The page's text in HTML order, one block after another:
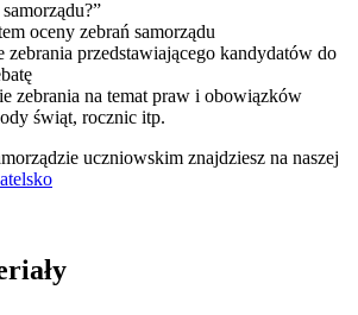
oceny zebrań samorządu
zebrania przedstawiającego kandydatów do
zebrania na temat praw i obowiązków
świąt, rocznic itp.
uczniowskim znajdziesz na naszej